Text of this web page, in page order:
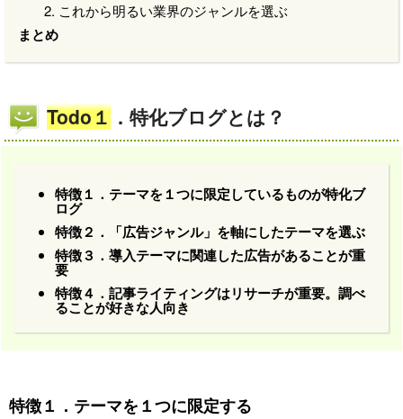
これから明るい業界のジャンルを選ぶ
まとめ
Todo１ ．特化ブログとは？
特徴１．テーマを１つに限定しているものが特化ブ
ログ
特徴２．「広告ジャンル」を軸にしたテーマを選ぶ
特徴３．導入テーマに関連した広告があることが重
要
特徴４．記事ライティングはリサーチが重要。調べ
ることが好きな人向き
特徴１．テーマを１つに限定する